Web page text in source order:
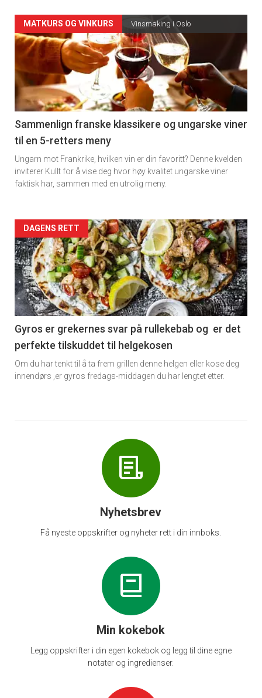
Forsiden
akkurat
nå
-
5
MATKURS OG VINKURS Vinsmaking i Oslo
Sammenlign franske klassikere og ungarske viner
til en 5-retters meny
Ungarn mot Frankrike, hvilken vin er din favoritt? Denne kvelden
inviterer Kullt for å vise deg hvor høy kvalitet ungarske viner
faktisk har, sammen med en utrolig meny.
Forsiden
akkurat
nå
-
6
DAGENS RETT
Gyros er grekernes svar på rullekebab og er det
perfekte tilskuddet til helgekosen
Om du har tenkt til å ta frem grillen denne helgen eller kose deg
innendørs ,er gyros fredags-middagen du har lengtet etter.
Nyhetsbrev
Få nyeste oppskrifter og nyheter rett i din innboks.
Min kokebok
Legg oppskrifter i din egen kokebok og legg til dine egne
notater og ingredienser.